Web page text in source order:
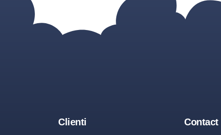
Clienti Contact